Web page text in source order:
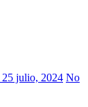
25 julio, 2024 No